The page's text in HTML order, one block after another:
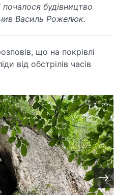
почалося будівництво
Василь Рожелюк.
що на покрівлі
від обстрілів часів